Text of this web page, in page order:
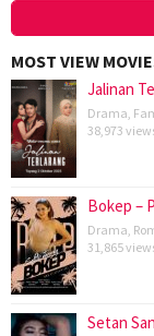
MOST VIEW
Jalinan
Drama
38,973
Bokep –
Drama
31,865
Setan